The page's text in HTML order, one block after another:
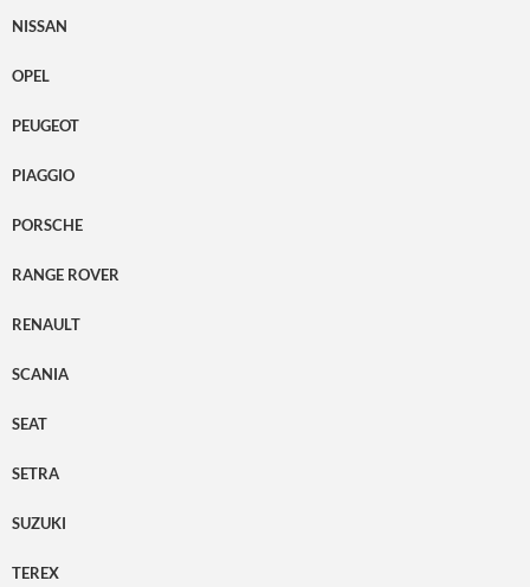
NISSAN
OPEL
PEUGEOT
PIAGGIO
PORSCHE
RANGE ROVER
RENAULT
SCANIA
SEAT
SETRA
SUZUKI
TEREX